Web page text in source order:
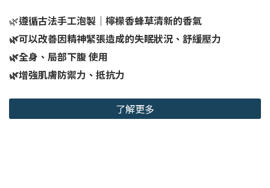
🌿遵循古法手工泡製｜檸檬香蜂草清新的香氣
🌿可以改善因精神緊張造成的失眠狀況、舒緩壓力
🌿全身、局部下腹 使用
🌿增強肌膚防禦力、抵抗力
了解更多